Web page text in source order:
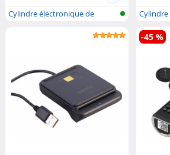
Cylindre électronique de
serrure
-45 %